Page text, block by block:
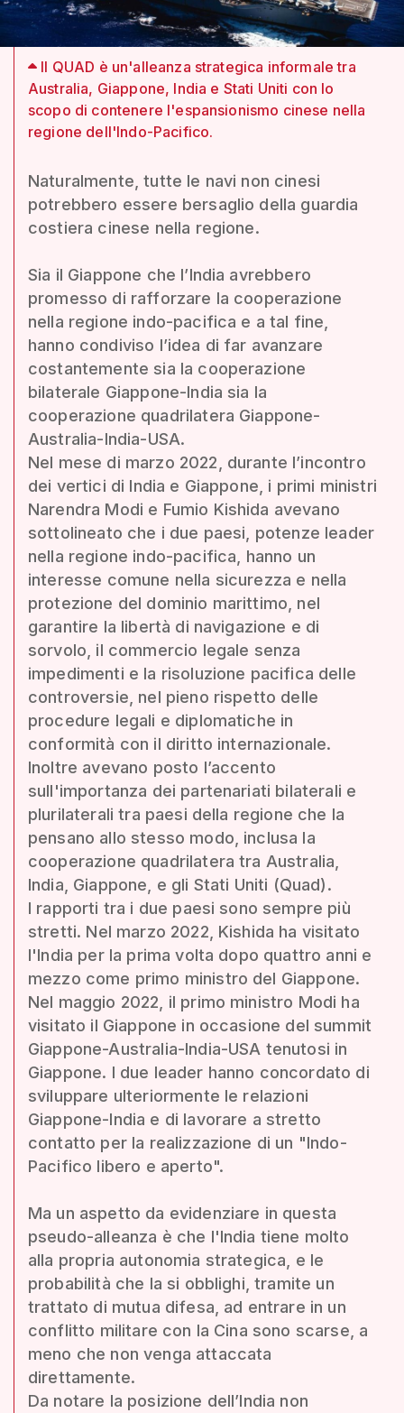
Il QUAD è un'alleanza strategica informale tra
Australia, Giappone, India e Stati Uniti con lo
scopo di contenere l'espansionismo cinese nella
regione dell'Indo-Pacifico.
Naturalmente, tutte le navi non cinesi
potrebbero essere bersaglio della guardia
costiera cinese nella regione.
Sia il Giappone che l’India avrebbero
promesso di rafforzare la cooperazione
nella regione indo-pacifica e a tal fine,
hanno condiviso l’idea di far avanzare
costantemente sia la cooperazione
bilaterale Giappone-India sia la
cooperazione quadrilatera Giappone-
Australia-India-USA.
Nel mese di marzo 2022, durante l’incontro
dei vertici di India e Giappone, i primi ministri
Narendra Modi e Fumio Kishida avevano
sottolineato che i due paesi, potenze leader
nella regione indo-pacifica, hanno un
interesse comune nella sicurezza e nella
protezione del dominio marittimo, nel
garantire la libertà di navigazione e di
sorvolo, il commercio legale senza
impedimenti e la risoluzione pacifica delle
controversie, nel pieno rispetto delle
procedure legali e diplomatiche in
conformità con il diritto internazionale.
Inoltre avevano posto l’accento
sull'importanza dei partenariati bilaterali e
plurilaterali tra paesi della regione che la
pensano allo stesso modo, inclusa la
cooperazione quadrilatera tra Australia,
India, Giappone, e gli Stati Uniti (Quad).
I rapporti tra i due paesi sono sempre più
stretti. Nel marzo 2022, Kishida ha visitato
l'India per la prima volta dopo quattro anni e
mezzo come primo ministro del Giappone.
Nel maggio 2022, il primo ministro Modi ha
visitato il Giappone in occasione del summit
Giappone-Australia-India-USA tenutosi in
Giappone. I due leader hanno concordato di
sviluppare ulteriormente le relazioni
Giappone-India e di lavorare a stretto
contatto per la realizzazione di un "Indo-
Pacifico libero e aperto".
Ma un aspetto da evidenziare in questa
pseudo-alleanza è che l'India tiene molto
alla propria autonomia strategica, e le
probabilità che la si obblighi, tramite un
trattato di mutua difesa, ad entrare in un
conflitto militare con la Cina sono scarse, a
meno che non venga attaccata
direttamente.
Da notare la posizione dell’India non